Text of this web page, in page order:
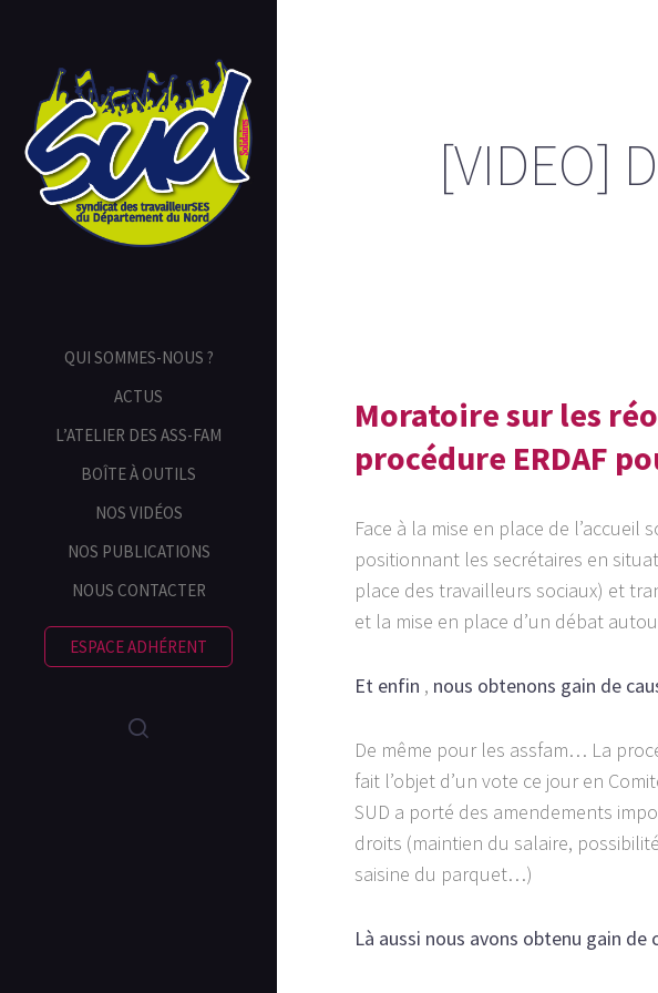
QUI SOMMES-NOUS ?
ACTUS
L’ATELIER DES ASS-FAM
BOÎTE À OUTILS
NOS VIDÉOS
NOS PUBLICATIONS
NOUS CONTACTER
ESPACE ADHÉRENT
[VIDEO]
Moratoire sur les
procédure ERDAF
Face à la mise en place de
positionnant les secrétaires en
place des travailleurs sociaux) et
et la mise en place d’un débat
Et enfin , nous obtenons gain de
De même pour les assfam… La
fait l’objet d’un vote ce jour en
SUD a porté des amendements
droits (maintien du salaire,
saisine du parquet…)
Là aussi nous avons obtenu gain de